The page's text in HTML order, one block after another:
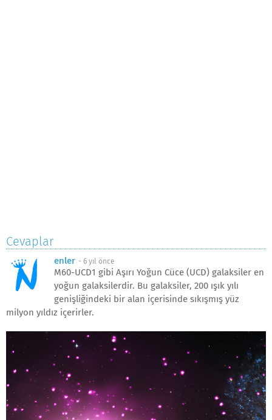
Cevaplar
enler - 6 yıl önce
M60-UCD1 gibi Aşırı Yoğun Cüce (UCD) galaksiler en
yoğun galaksilerdir. Bu galaksiler, 200 ışık yılı
genişliğindeki bir alan içerisinde sıkışmış yüz
milyon yıldız içerirler.